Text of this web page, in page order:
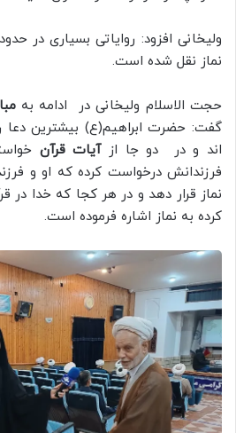
ولیخانی افزود: روایاتی بسیاری در حدود
نماز نقل شده است.
حجت الاسلام ولیخانی در ادامه به
گفت: حضرت ابراهیم(ع) بیشترین
اند و در دو جا از آیات قرآن
فرزندانش درخواست کرده که او و
نماز قرار دهد و در هر کجا که خدا در
کرده به نماز اشاره فرموده است.